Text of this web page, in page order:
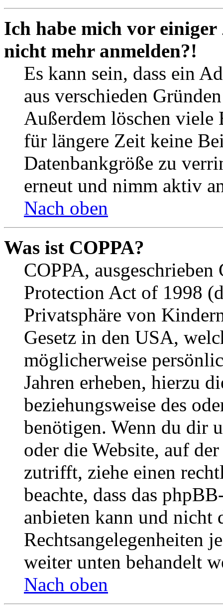
Ich habe mich vor
nicht mehr anmelden?!
Es kann sein, dass ein
aus verschieden
Außerdem löschen viele
für längere Zeit keine
Datenbankgröße zu
erneut und nimm aktiv
Nach oben
Was ist COPPA?
COPPA,
Protection Act of 1998
Privatsphäre von
Gesetz in den USA,
möglicherweise
Jahren erheben, hierzu
beziehungsweise des
benötigen. Wenn du dir
oder die Website, auf
zutrifft, ziehe einen
beachte, dass das
anbieten kann und nicht
Rechtsangelegenheiten
weiter unten behandelt
Nach oben